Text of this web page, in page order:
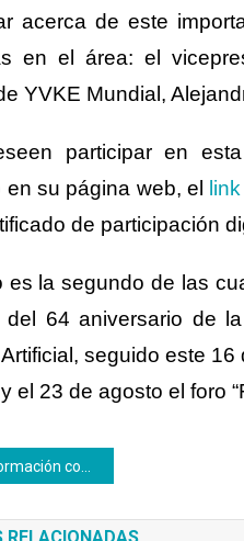
acerca de este
en el área: el
YVKE Mundial,
participaren
ensu página web, el link
de participación
es la segundo de l as
del 64 aniversario de
Artificial, seguidoeste 16
el 23 de agosto el foro
apego al ambiente